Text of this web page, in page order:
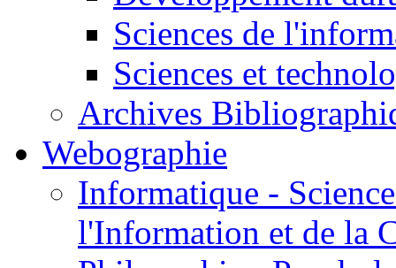
Sciences de
Sciences et
Archives
Webographie
Informatique -
l'Information et de la